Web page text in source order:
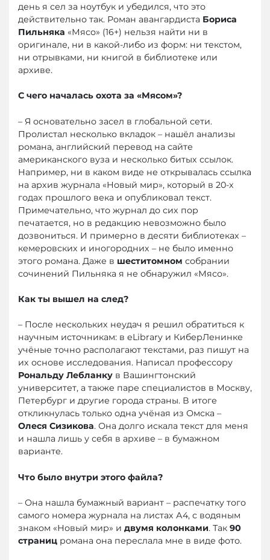
день я сел за ноутбук и убедился, что это
действительно так. Роман авангардиста Бориса
Пильняка «Мясо» (16+) нельзя найти ни в
оригинале, ни в какой-либо из форм: ни текстом,
ни отрывками, ни книгой в библиотеке или
архиве.
С чего началась охота за «Мясом»?
– Я основательно засел в глобальной сети.
Пролистал несколько вкладок – нашёл анализы
романа, английский перевод на сайте
американского вуза и несколько битых ссылок.
Например, ни в каком виде не открывалась ссылка
на архив журнала «Новый мир», который в 20-х
годах прошлого века и опубликовал текст.
Примечательно, что журнал до сих пор
печатается, но в редакцию невозможно было
дозвониться. И примерно в десяти библиотеках –
кемеровских и иногородних – не было именно
этого романа. Даже в шеститомном собрании
сочинений Пильняка я не обнаружил «Мясо».
Как ты вышел на след?
– После нескольких неудач я решил обратиться к
научным источникам: в eLibrary и КиберЛенинке
учёные точно располагают текстами, раз пишут на
их основе исследования. Написал профессору
Рональду Лебланку в Вашингтонский
университет, а также паре специалистов в Москву,
Петербург и другие города страны. В итоге
откликнулась только одна учёная из Омска –
Олеся Сизикова. Она долго искала текст для меня
и нашла лишь у себя в архиве – в бумажном
варианте.
Что было внутри этого файла?
– Она нашла бумажный вариант – распечатку того
самого номера журнала на листах А4, с водяным
знаком «Новый мир» и двумя колонками. Так 90
страниц романа она переслала мне в виде фото.